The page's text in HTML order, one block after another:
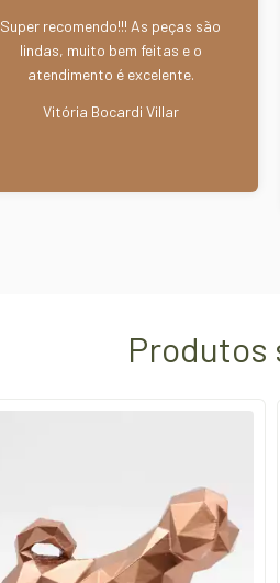
Super recomendo!!! As peças são
lindas, muito bem feitas e o
atendimento é excelente.
Vitória Bocardi Villar
Produtos